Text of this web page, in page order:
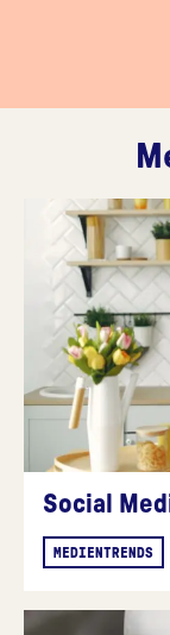
Social
MEDIENTRENDS